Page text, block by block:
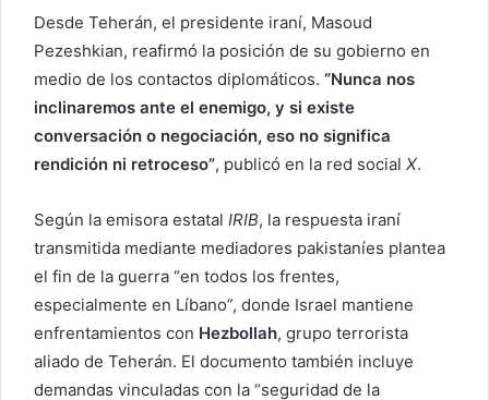
Desde Teherán, el presidente iraní, Masoud
Pezeshkian, reafirmó la posición de su gobierno en
medio de los contactos diplomáticos. “Nunca nos
inclinaremos ante el enemigo, y si existe
conversación o negociación, eso no significa
rendición ni retroceso”, publicó en la red social X.
Según la emisora estatal IRIB, la respuesta iraní
transmitida mediante mediadores pakistaníes plantea
el fin de la guerra “en todos los frentes,
especialmente en Líbano”, donde Israel mantiene
enfrentamientos con Hezbollah, grupo terrorista
aliado de Teherán. El documento también incluye
demandas vinculadas con la “seguridad de la